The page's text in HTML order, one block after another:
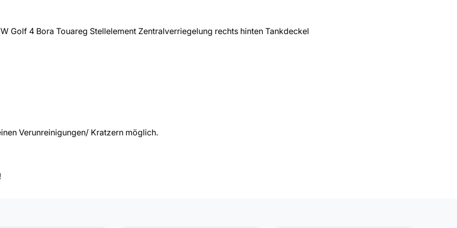
Golf 4 Bora Touareg Stellelement Zentralverriegelung rechts hinten Tankdeckel
Verunreinigungen/ Kratzern möglich.